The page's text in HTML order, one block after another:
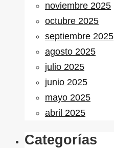
noviembre 2025
octubre 2025
septiembre 2025
agosto 2025
julio 2025
junio 2025
mayo 2025
abril 2025
Categorías